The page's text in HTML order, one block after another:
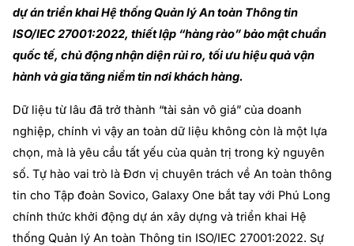
dự án triển khai Hệ thống Quản lý An toàn Thông tin
ISO/IEC 27001:2022, thiết lập “hàng rào” bảo mật chuẩn
quốc tế, chủ động nhận diện rủi ro, tối ưu hiệu quả vận
hành và gia tăng niềm tin nơi khách hàng.
Dữ liệu từ lâu đã trở thành “tài sản vô giá” của doanh
nghiệp, chính vì vậy an toàn dữ liệu không còn là một lựa
chọn, mà là yêu cầu tất yếu của quản trị trong kỷ nguyên
số. Tự hào vai trò là Đơn vị chuyên trách về An toàn thông
tin cho Tập đoàn Sovico, Galaxy One bắt tay với Phú Long
chính thức khởi động dự án xây dựng và triển khai Hệ
thống Quản lý An toàn Thông tin ISO/IEC 27001:2022. Sự